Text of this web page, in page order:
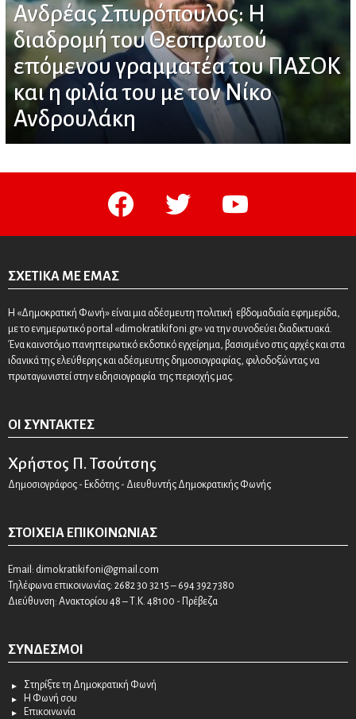
Ανδρέας Σπυρόπουλος: Η
διαδρομή του Θεσπρωτού
επόμενου γραμματέα του ΠΑΣΟΚ
και η φιλία του με τον Νίκο
Ανδρουλάκη
facebook twitter
ΣΧΕΤΙΚΆ ΜΕ ΕΜΆΣ
Η «Δημοκρατική Φωνή» είναι μια αδέσμευτη πολιτική εβδομαδιαία εφημερίδα,
με το ενημερωτικό portal «dimokratikifoni.gr» να την συνοδεύει διαδικτυακά.
Ένα καινοτόμο πανηπειρωτικό εκδοτικό εγχείρημα, βασισμένο στις αρχές και στα
ιδανικά της ελεύθερης και αδέσμευτης δημοσιογραφίας, φιλοδοξώντας να
πρωταγωνιστεί στην ειδησιογραφία της περιοχής μας.
ΟΙ ΣΥΝΤΆΚΤΕΣ
Χρήστος Π. Τσούτσης
Δημοσιογράφος - Εκδότης - Διευθυντής Δημοκρατικής Φωνής
ΣΤΟΙΧΕΊΑ ΕΠΙΚΟΙΝΩΝΊΑΣ
Email: dimokratikifoni@gmail.com
Τηλέφωνα επικοινωνίας: 2682 30 32 15 – 694 392 7380
Διεύθυνση: Ανακτορίου 48 – Τ.Κ. 48100 - Πρέβεζα
ΣΎΝΔΕΣΜΟΙ
Στηρίξτε τη Δημοκρατική Φωνή
Η Φωνή σου
Επικοινωνία